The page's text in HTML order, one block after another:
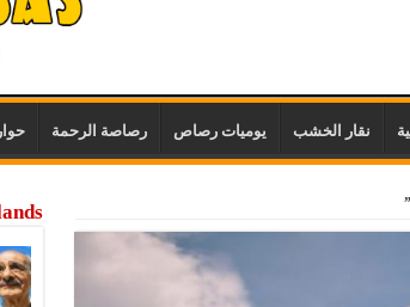
نقار الخشب يوميات رصاص رصاصة الرحمة